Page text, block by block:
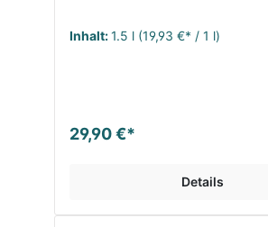
Inhalt:1.5 l (19,93 €* / 1 l)
29,90 €*
Details